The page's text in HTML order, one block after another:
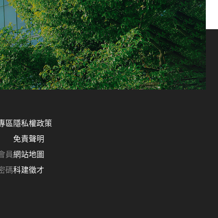
區
員
碼
隱私權政策
免責聲明
網站地圖
科建徵才